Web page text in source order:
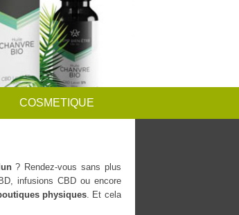
COSMETIQUE
? Rendez-vous sans plus
infusions CBD ou encore
physiques . Et cela